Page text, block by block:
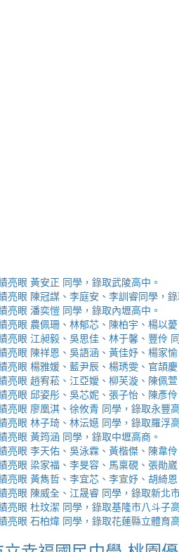
亮眼 黃安正 同學，錄取武陵高中。
亮眼 陳冠謀、李庭安、李訓睿同學，
亮眼 潘奕愷 同學，錄取內壢高中。
亮眼 農佩珊、林郁芯、陳柏宇、楊以
亮眼 江昶毅、吳思佳、林于馨、豐伶
亮眼 陳祥恩、吳語涵、黃佳妤、楊家
亮眼 楊雅媛、藍尹辰、楊琇雯、官頡
亮眼 趙宥菘、江亞嬡、柳芙漩、陳佩
亮眼 邱姿彤、吳芯妮、張子怡、陳彥
亮眼 廖凰淇、徐攸青 同學，錄取永豐
亮眼 林子琦、林沄嬨 同學，錄取羅浮
亮眼 黃筠涵 同學，錄取中壢高商。
亮眼 李天佑、吳泳霖、黃楷傑、陳韋
亮眼 梁家福、李旻容、馬稟硯、張勛
亮眼 黃雋哲、李宜芯、李宣妤、胡綺
亮眼 陳威全、江晟睿 同學，錄取新北
亮眼 杜玟潔 同學，錄取基隆市八斗子
亮眼 石柏煒 同學，錄取花蓮縣立體育